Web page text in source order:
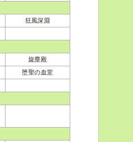
狂風深淵
旋塵殿
堕聖の血堂